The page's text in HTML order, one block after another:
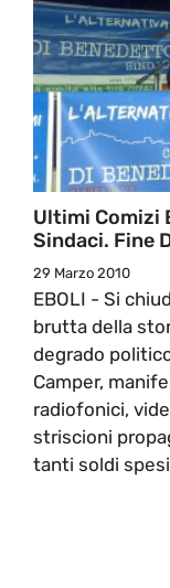
Ultimi Comizi
Sindaci. Fine
29 Marzo 2010
EBOLI - Si
brutta della
degrado
Camper,
radiofonici,
striscioni
tanti soldi